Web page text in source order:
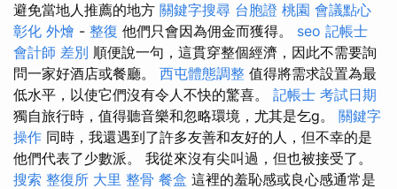
避免當地人推薦的地方 關鍵字搜尋 台胞證 桃園 會議點心
彰化 外燴 - 整復 他們只會因為佣金而獲得。 seo 記帳士
會計師 差別 順便說一句，這貫穿整個經濟，因此不需要詢
問一家好酒店或餐廳。 西屯體態調整 值得將需求設置為最
低水平，以使它們沒有令人不快的驚喜。 記帳士 考試日期
獨自旅行時，值得聽音樂和忽略環境，尤其是乞g。 關鍵字
操作 同時，我還遇到了許多友善和友好的人，但不幸的是
他們代表了少數派。 我從來沒有尖叫過，但也被接受了。
搜索 整復所 大里 整骨 餐盒 這裡的羞恥感或良心感通常是